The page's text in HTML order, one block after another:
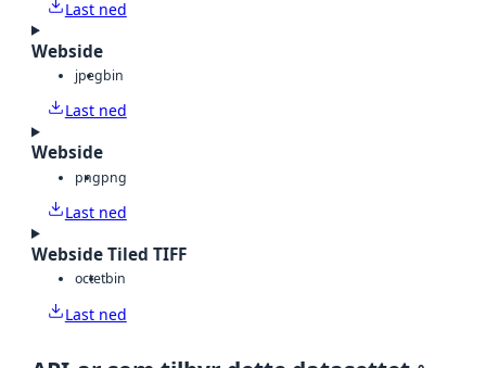
Last ned
Webside
jpegbin
Last ned
Webside
pngpng
Last ned
Webside Tiled TIFF
octetbin
Last ned